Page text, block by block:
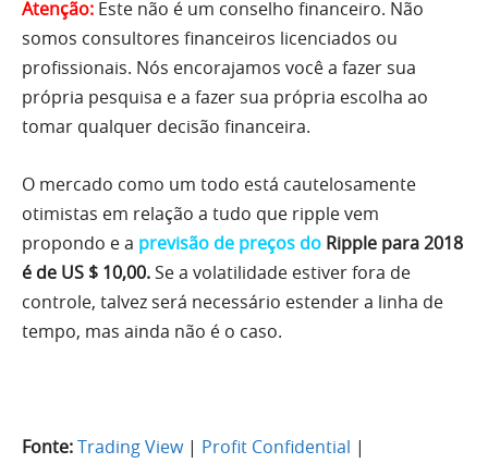
Atenção: Este não é um conselho financeiro. Não
somos consultores financeiros licenciados ou
profissionais. Nós encorajamos você a fazer sua
própria pesquisa e a fazer sua própria escolha ao
tomar qualquer decisão financeira.
O mercado como um todo está cautelosamente
otimistas em relação a tudo que ripple vem
propondo e a previsão de preços do Ripple para 2018
é de US $ 10,00.Se a volatilidade estiver fora de
controle, talvez será necessário estender a linha de
tempo, mas ainda não é o caso.
Fonte:Trading View| Profit Confidential |